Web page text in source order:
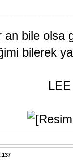
an bile olsa
bilerek